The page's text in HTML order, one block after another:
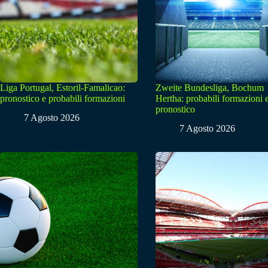
Liga Portugal, Estoril-Famalicao:
pronostico e probabili formazioni
7 Agosto 2026
Zweite Bundesliga, Bochum
Hertha: probabili formazioni
pronostico
7 Agosto 2026